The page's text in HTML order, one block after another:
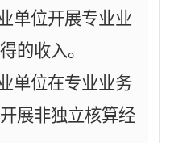
单位开展专业业
的收入。
单位在专业业务
展非独立核算经